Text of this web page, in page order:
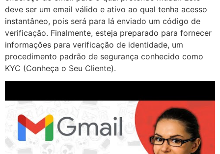
deve ser um email válido e ativo ao qual tenha acesso
instantâneo, pois será para lá enviado um código de
verificação. Finalmente, esteja preparado para fornecer
informações para verificação de identidade, um
procedimento padrão de segurança conhecido como
KYC (Conheça o Seu Cliente).